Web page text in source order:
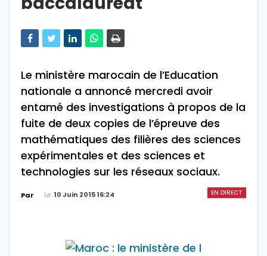
Le ministère marocain de l’Education
nationale a annoncé mercredi avoir
entamé des investigations à propos de la
fuite de deux copies de l’épreuve des
mathématiques des filières des sciences
expérimentales et des sciences et
technologies sur les réseaux sociaux.
EN DIRECT
Par Le 10 Juin 2015 16:24